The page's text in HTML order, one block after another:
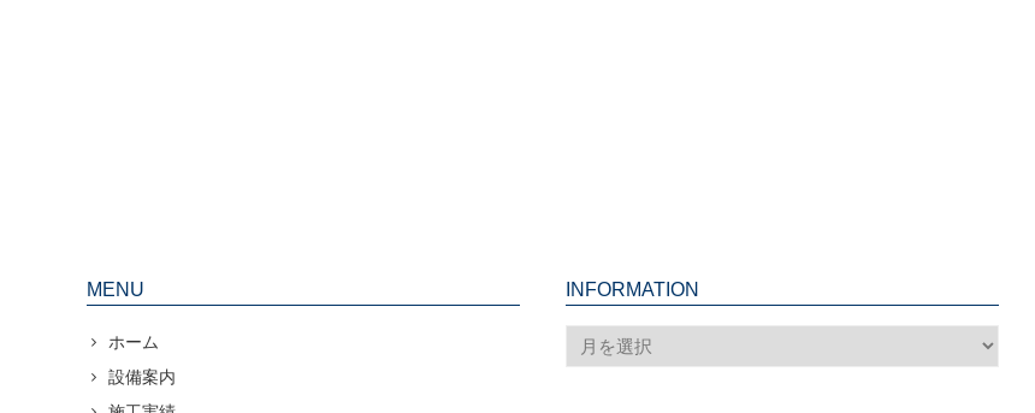
MENU
ホーム
設備案内
INFORMATION
INFORMATION